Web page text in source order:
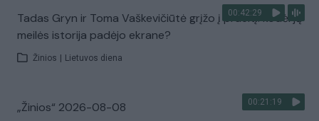
00:42:29
Tadas Gryn ir Toma Vaškevičiūtė grįžo į praeitį: kodėl jų
meilės istorija padėjo ekrane?
Žinios Lietuvos diena
00:21:19
„Žinios“ 2026-08-08